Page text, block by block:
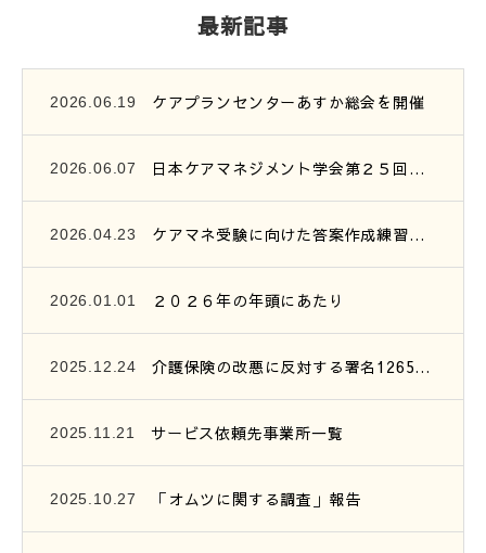
最新記事
2026.06.19 ケアプランセンターあすか総会を開催
2026.06.07 日本ケアマネジメント学会第２５回研究大会参加報告
2026.04.23 ケアマネ受験に向けた答案作成練習会開催のご案内
2026.01.01 ２０２６年の年頭にあたり
2025.12.24 介護保険の改悪に反対する署名1265筆を提出
2025.11.21 サービス依頼先事業所一覧
2025.10.27 「オムツに関する調査」報告